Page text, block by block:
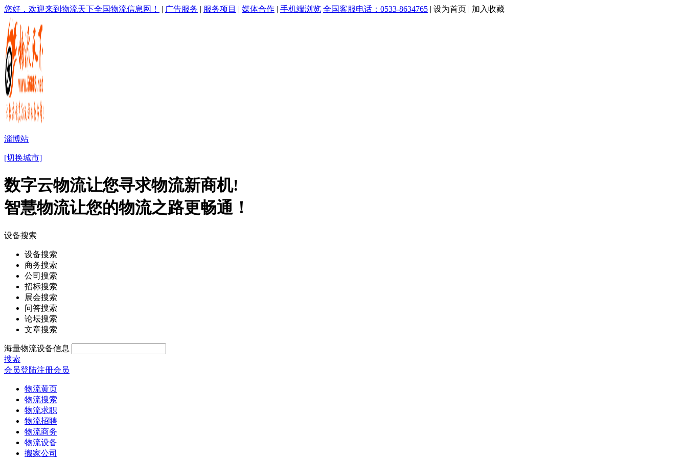
您好，欢迎来到物流天下全国物流信息网！ | 广告服务 | 服务项目 | 媒体合作 | 手机端浏览 全国客服电话：0533-8634765 | 设为首页 | 加入收藏
淄博站
[切换城市]
数字云物流让您寻求物流新商机!
智慧物流让您的物流之路更畅通！
设备搜索
设备搜索
商务搜索
公司搜索
招标搜索
展会搜索
问答搜索
论坛搜索
文章搜索
海量物流设备信息
搜索
会员登陆注册会员
物流黄页
物流搜索
物流求职
物流招聘
物流商务
物流设备
搬家公司